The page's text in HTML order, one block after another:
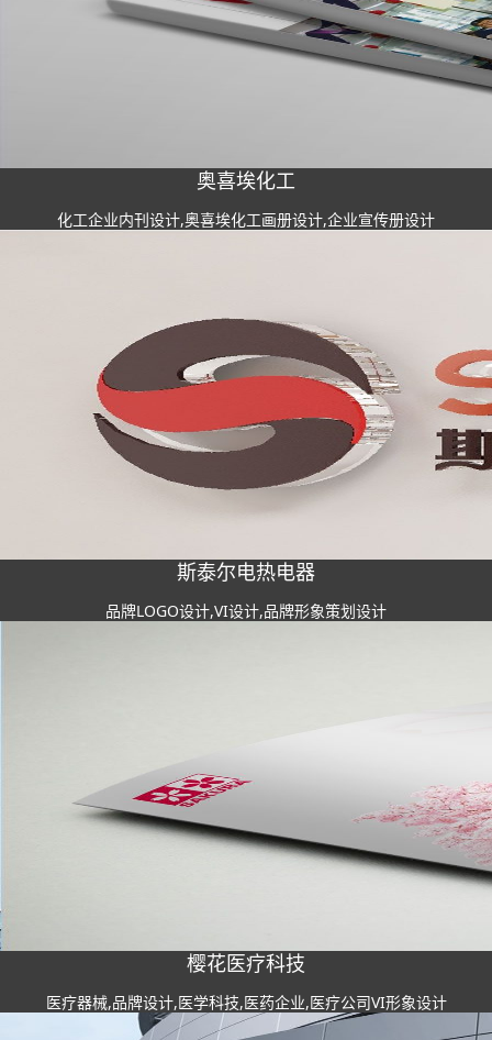
奥喜埃化工
化工企业内刊设计,奥喜埃化工画册设计,企业宣传册设计
斯泰尔电热电器
品牌LOGO设计,VI设计,品牌形象策划设计
樱花医疗科技
医疗器械,品牌设计,医学科技,医药企业,医疗公司VI形象设计